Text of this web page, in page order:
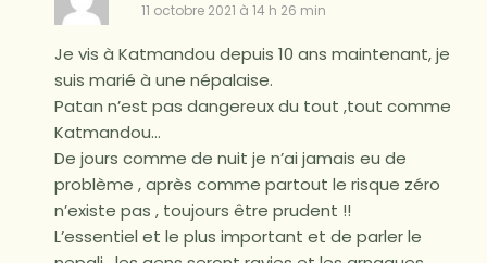
11 octobre 2021 à 14 h 26 min
Je vis à Katmandou depuis 10 ans maintenant, je
suis marié à une népalaise.
Patan n’est pas dangereux du tout ,tout comme
Katmandou…
De jours comme de nuit je n’ai jamais eu de
problème , après comme partout le risque zéro
n’existe pas , toujours être prudent !!
L’essentiel et le plus important et de parler le